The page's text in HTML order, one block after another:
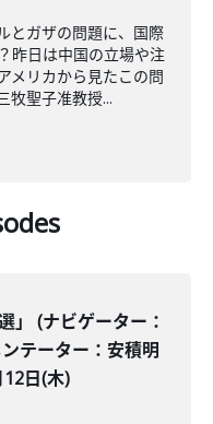
とガザの問題に、国際
昨日は中国の立場や注
メリカから見たこの問
牧聖子准教授...
」 (ナビゲーター：
テーター：安積明
日(木)